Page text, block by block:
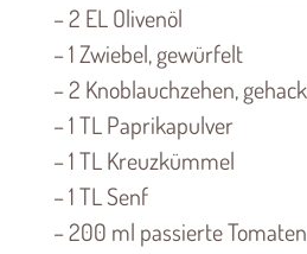
– 2 EL Olivenöl
– 1 Zwiebel, gewürfelt
– 2 Knoblauchzehen,
– 1 TL Paprikapulver
– 1 TL Kreuzkümmel
– 1 TL Senf
– 200 ml passierte Tomaten